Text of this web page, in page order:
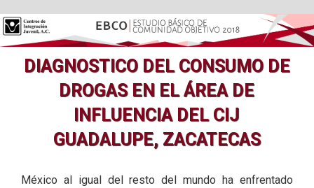
DIAGNOSTICO DEL CONSUMO DE
DROGAS EN EL ÁREA DE
INFLUENCIA DEL CIJ
GUADALUPE, ZACATECAS
México al igual del resto del mundo ha enfrentado